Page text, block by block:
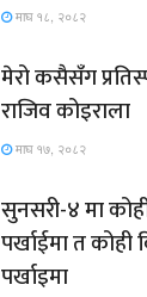
माघ १८, २०८२
मेरो कसैसँग
राजिव कोइराला
माघ १७, २०८२
सुनसरी-४ मा
पर्खाईमा त कोही
पर्खाइमा